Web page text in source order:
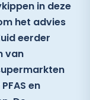
in deze
het advies
eerder
van
en